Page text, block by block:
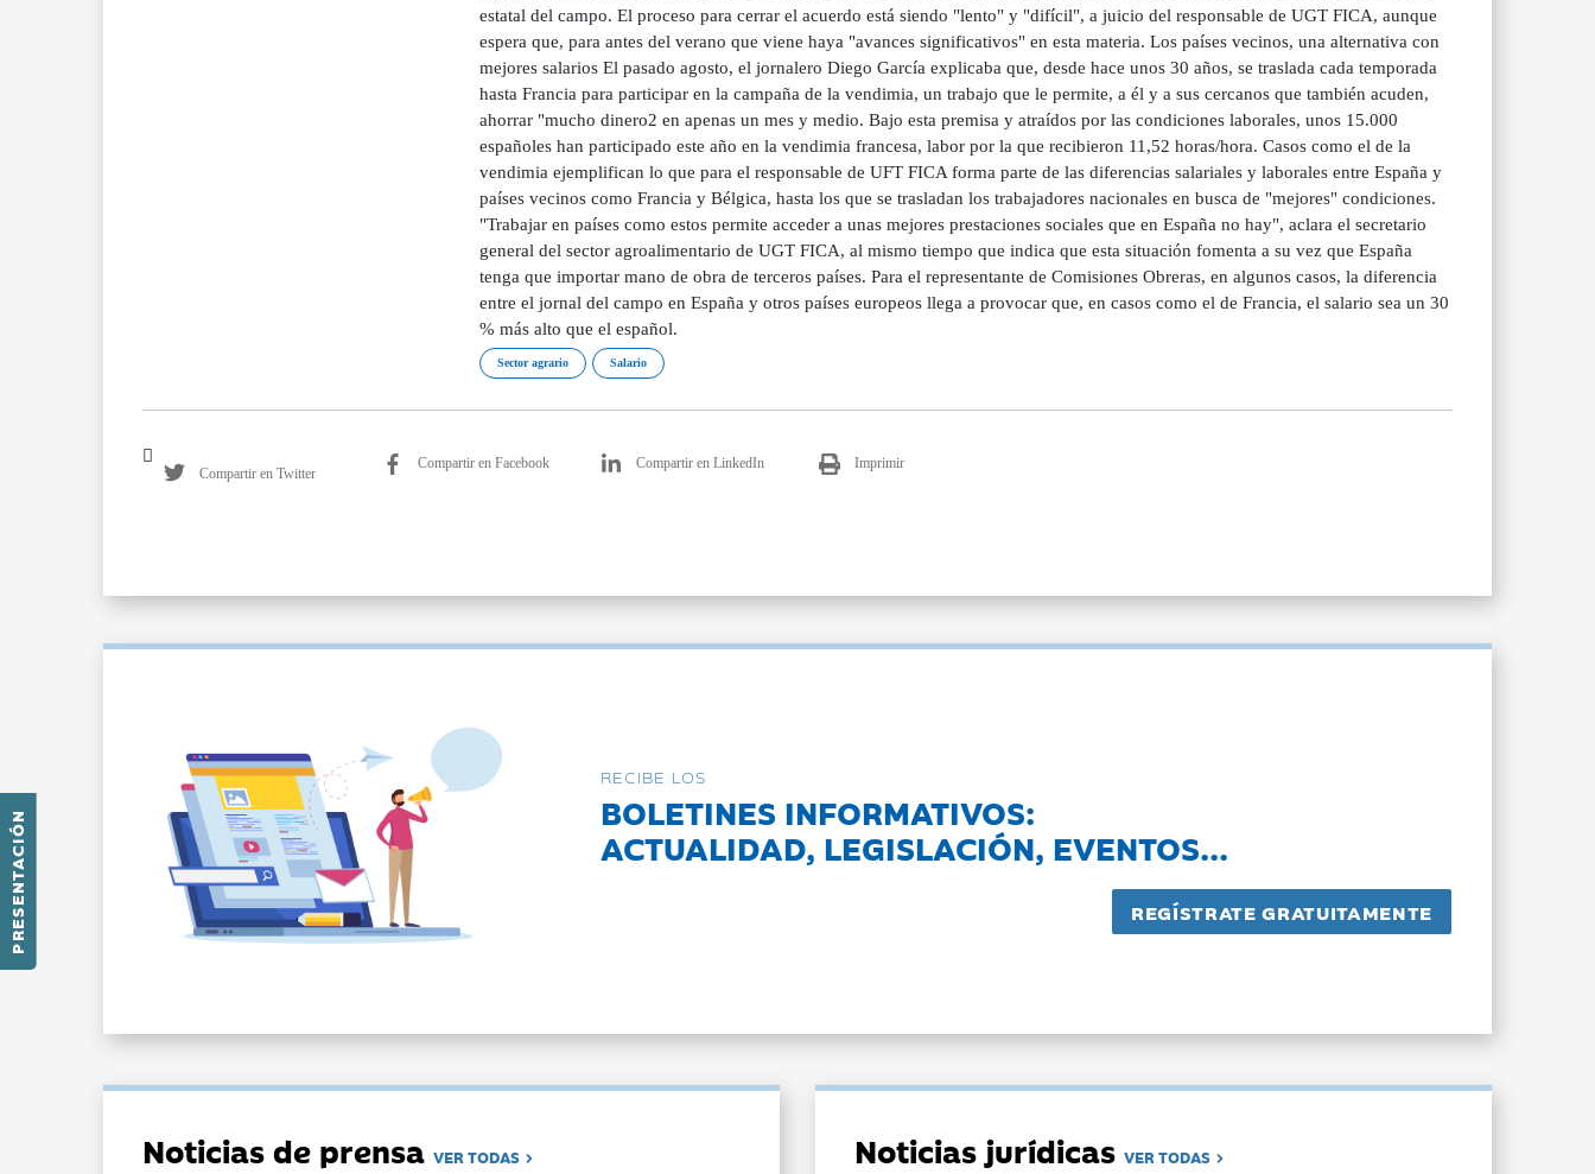
PRESENTACIÓN
estatal del campo. El proceso para cerrar el acuerdo está siendo "lento" y "difícil", a juicio del responsable de UGT FICA, aunque
espera que, para antes del verano que viene haya "avances significativos" en esta materia. Los países vecinos, una alternativa con
mejores salarios El pasado agosto, el jornalero Diego García explicaba que, desde hace unos 30 años, se traslada cada temporada
hasta Francia para participar en la campaña de la vendimia, un trabajo que le permite, a él y a sus cercanos que también acuden,
ahorrar "mucho dinero2 en apenas un mes y medio. Bajo esta premisa y atraídos por las condiciones laborales, unos 15.000
españoles han participado este año en la vendimia francesa, labor por la que recibieron 11,52 horas/hora. Casos como el de la
vendimia ejemplifican lo que para el responsable de UFT FICA forma parte de las diferencias salariales y laborales entre España y
países vecinos como Francia y Bélgica, hasta los que se trasladan los trabajadores nacionales en busca de "mejores" condiciones.
"Trabajar en países como estos permite acceder a unas mejores prestaciones sociales que en España no hay", aclara el secretario
general del sector agroalimentario de UGT FICA, al mismo tiempo que indica que esta situación fomenta a su vez que España
tenga que importar mano de obra de terceros países. Para el representante de Comisiones Obreras, en algunos casos, la diferencia
entre el jornal del campo en España y otros países europeos llega a provocar que, en casos como el de Francia, el salario sea un 30
% más alto que el español.
Sector agrario Salario
Compartir en Twitter
Compartir en Facebook Compartir en LinkedIn Imprimir
RECIBE LOS
BOLETINES INFORMATIVOS:
ACTUALIDAD, LEGISLACIÓN, EVENTOS...
Noticias de prensaVER TODAS Noticias jurídicasVER TODAS